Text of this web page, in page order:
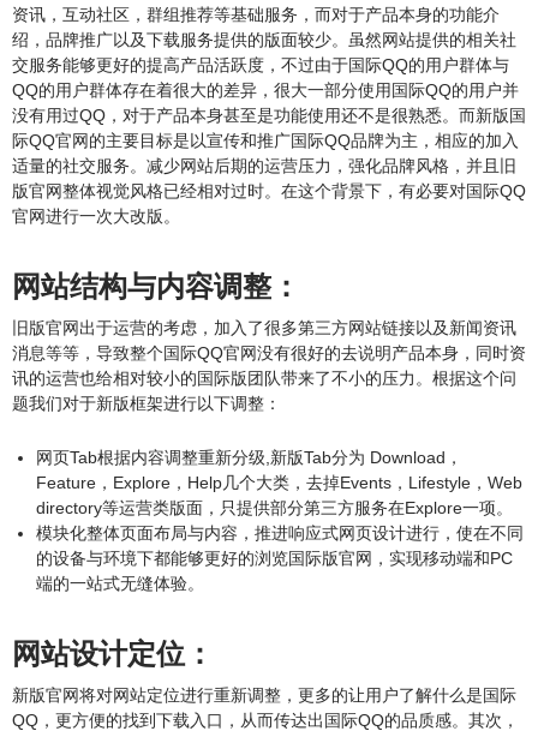
资讯，互动社区，群组推荐等基础服务，而对于产品本身的功能介
绍，品牌推广以及下载服务提供的版面较少。虽然网站提供的相关社
交服务能够更好的提高产品活跃度，不过由于国际QQ的用户群体与
QQ的用户群体存在着很大的差异，很大一部分使用国际QQ的用户并
没有用过QQ，对于产品本身甚至是功能使用还不是很熟悉。而新版国
际QQ官网的主要目标是以宣传和推广国际QQ品牌为主，相应的加入
适量的社交服务。减少网站后期的运营压力，强化品牌风格，并且旧
版官网整体视觉风格已经相对过时。在这个背景下，有必要对国际QQ
官网进行一次大改版。
网站结构与内容调整：
旧版官网出于运营的考虑，加入了很多第三方网站链接以及新闻资讯
消息等等，导致整个国际QQ官网没有很好的去说明产品本身，同时资
讯的运营也给相对较小的国际版团队带来了不小的压力。根据这个问
题我们对于新版框架进行以下调整：
网页Tab根据内容调整重新分级,新版Tab分为 Download，
Feature，Explore，Help几个大类，去掉Events，Lifestyle，Web
directory等运营类版面，只提供部分第三方服务在Explore一项。
模块化整体页面布局与内容，推进响应式网页设计进行，使在不同
的设备与环境下都能够更好的浏览国际版官网，实现移动端和PC
端的一站式无缝体验。
网站设计定位：
新版官网将对网站定位进行重新调整，更多的让用户了解什么是国际
QQ，更方便的找到下载入口，从而传达出国际QQ的品质感。其次，